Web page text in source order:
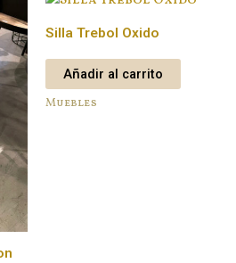
Silla Trebol Oxido
Añadir al carrito
Muebles